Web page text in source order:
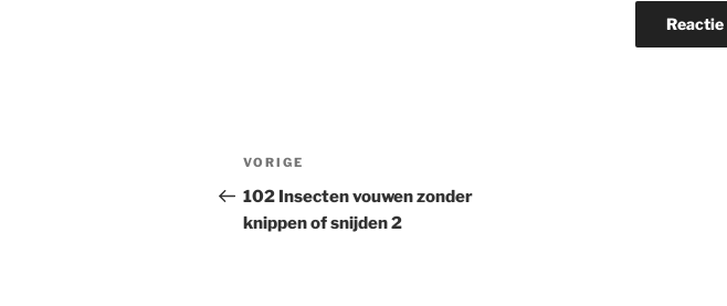
Bericht
navigatie
Vorig
bericht
VORIGE
102 Insecten vouwen zonder
knippen of snijden 2